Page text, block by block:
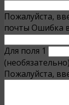
Пожалуйста,
почты Ошибка
Для поля 1
(необязательно)
Пожалуйста,